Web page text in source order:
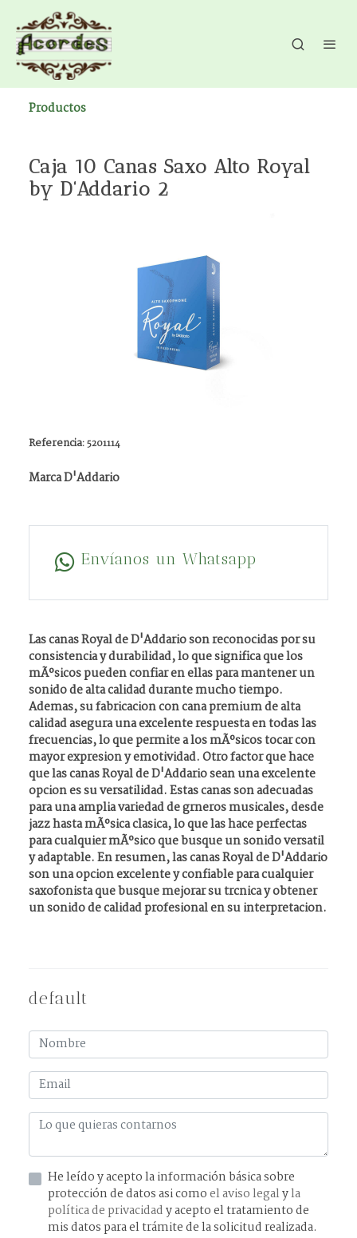
Productos
Caja 10 Canas Saxo Alto Royal
by D'Addario 2
Referencia:5201114
Marca D'Addario
Envíanos un Whatsapp
Las canas Royal de D'Addario son reconocidas por su
consistencia y durabilidad, lo que significa que los
mÃºsicos pueden confiar en ellas para mantener un
sonido de alta calidad durante mucho tiempo.
Ademas, su fabricacion con cana premium de alta
calidad asegura una excelente respuesta en todas las
frecuencias, lo que permite a los mÃºsicos tocar con
mayor expresion y emotividad. Otro factor que hace
que las canas Royal de D'Addario sean una excelente
opcion es su versatilidad. Estas canas son adecuadas
para una amplia variedad de grneros musicales, desde
jazz hasta mÃºsica clasica, lo que las hace perfectas
para cualquier mÃºsico que busque un sonido versatil
y adaptable. En resumen, las canas Royal de D'Addario
son una opcion excelente y confiable para cualquier
saxofonista que busque mejorar su trcnica y obtener
un sonido de calidad profesional en su interpretacion.
default
He leído y acepto la información básica sobre
protección de datos asi comoel aviso legalyla
política de privacidady acepto el tratamiento de
mis datos para el trámite de la solicitud realizada.